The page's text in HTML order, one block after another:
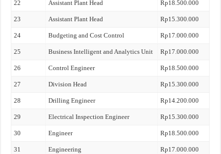
22 Assistant Plant Head Rp18.500.000
23 Assistant Plant Head Rp15.300.000
24 Budgeting and Cost Control Rp17.000.000
25 Business Intelligent and Analytics Unit Rp17.000.000
26 Control Engineer Rp18.500.000
27 Division Head Rp15.300.000
28 Drilling Engineer Rp14.200.000
29 Electrical Inspection Engineer Rp15.300.000
30 Engineer Rp18.500.000
31 Engineering Rp17.000.000